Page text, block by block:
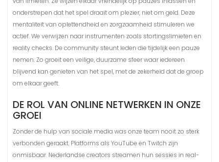
onderstrepen dat het spel draait om plezier, niet om geld. Deze
mentaliteit van oplettendheid en zorgzaamheid stimuleren we
actief. We verwijzen naar instrumenten zoals stortingslimieten en
reality checks. De community steunt leden die tijdelijk een pauze
nemen. Zo groeit een veilige, duurzame sfeer waar iedereen
blijvend kan genieten van het spel, met de zekerheid dat de groep
om elkaar geeft.
DE ROL VAN ONLINE NETWERKEN IN ONZE
GROEI
Zonder de hulp van sociale media was onze team nooit zo sterk
verbonden geraakt. Platforms als YouTube en Twitch zijn
onmisbaar. Nederlandse creators streamen hun sessies in real-